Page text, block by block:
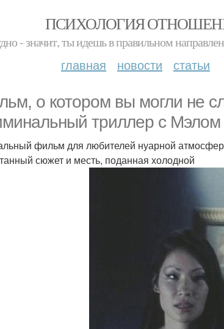
ПСИХОЛОГИЯ
- значит, ты идешь в правильном
главная новости статьи
о котором вы могли не
триллер с Мэлом
фильм для любителей нуарной
сюжет и месть, поданная холодной